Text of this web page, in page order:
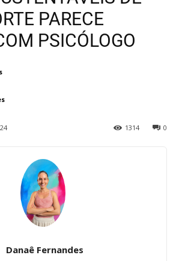
PARECE
PSICÓLOGO
0
1314
Danaê Fernandes